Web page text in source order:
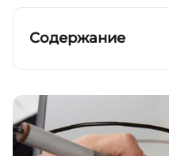
Содержание